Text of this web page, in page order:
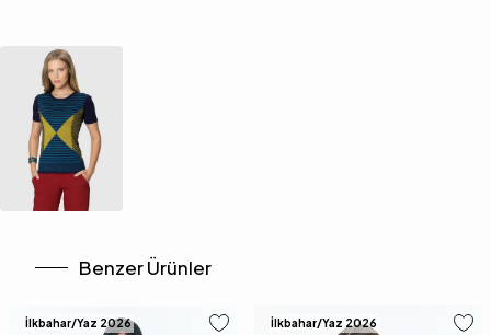
Benzer Ürünler
İlkbahar/Yaz 2026 İlkbahar/Yaz 2026